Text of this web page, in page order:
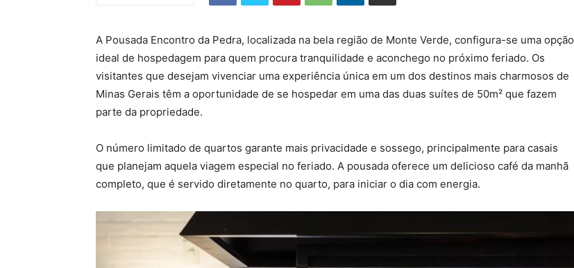
A Pousada Encontro da Pedra, localizada na bela região de Monte Verde, configura-se uma opção
ideal de hospedagem para quem procura tranquilidade e aconchego no próximo feriado. Os
visitantes que desejam vivenciar uma experiência única em um dos destinos mais charmosos de
Minas Gerais têm a oportunidade de se hospedar em uma das duas suítes de 50m² que fazem
parte da propriedade.
O número limitado de quartos garante mais privacidade e sossego, principalmente para casais
que planejam aquela viagem especial no feriado. A pousada oferece um delicioso café da manhã
completo, que é servido diretamente no quarto, para iniciar o dia com energia.